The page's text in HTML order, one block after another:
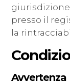
presso il
la
Avvertenza